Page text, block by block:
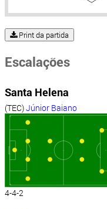
Print da partida
Escalações
Santa Helena
(TEC)Júnior Baiano
4-4-2